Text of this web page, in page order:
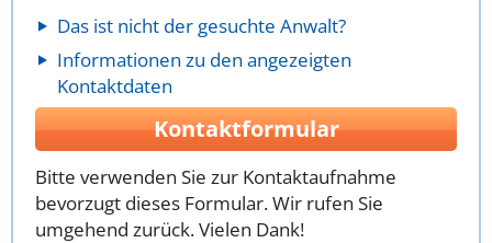
Das ist nicht der gesuchte Anwalt?
Informationen zu den angezeigten
Kontaktdaten
Kontaktformular
Bitte verwenden Sie zur Kontaktaufnahme
bevorzugt dieses Formular. Wir rufen Sie
umgehend zurück. Vielen Dank!